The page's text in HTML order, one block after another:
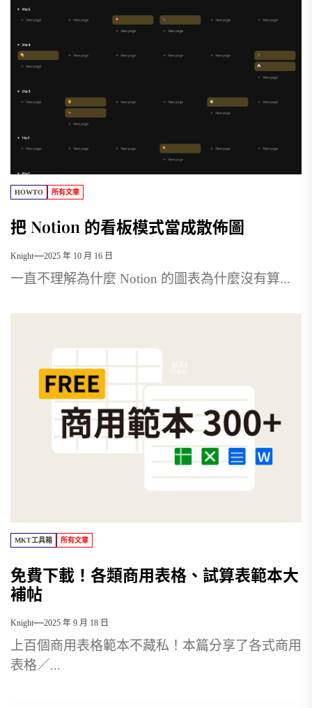
HOWTO 所有文章
把 Notion 的看板模式當成散佈圖
Knight 2025 年 10 月 16 日
一直不理解為什麼 Notion 的圖表為什麼沒有算...
MKT工具箱 所有文章
免費下載！各類商用表格、試算表範本大
補帖
Knight 2025 年 9 月 18 日
上百個商用表格範本不藏私！本篇分享了各式商用
表格／...